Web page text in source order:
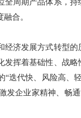
周期产品体系，
合。
济发展方式转型的
挥着基础性、战
迭代快、风险高、
发企业家精神、畅